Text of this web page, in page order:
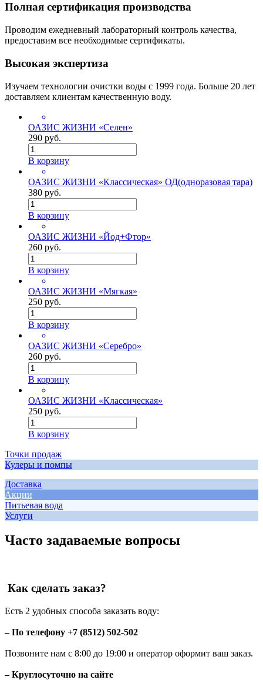
Полная сертификация производства
Проводим ежедневный лабораторный контроль качества,
предоставим все необходимые сертификаты.
Высокая экспертиза
Изучаем технологии очистки воды с 1999 года. Больше 20 лет
доставляем клиентам качественную воду.
ОАЗИС ЖИЗНИ «Селен»
290 руб.
В корзину
ОАЗИС ЖИЗНИ «Классическая» ОД(одноразовая тара)
380 руб.
В корзину
ОАЗИС ЖИЗНИ «Йод+Фтор»
260 руб.
В корзину
ОАЗИС ЖИЗНИ «Мягкая»
250 руб.
В корзину
ОАЗИС ЖИЗНИ «Серебро»
260 руб.
В корзину
ОАЗИС ЖИЗНИ «Классическая»
250 руб.
В корзину
Точки продаж
Кулеры и помпы
Доставка
Акции
Питьевая вода
Услуги
Часто задаваемые вопросы
Как сделать заказ?
Есть 2 удобных способа заказать воду:
– По телефону +7 (8512) 502-502
Позвоните нам с 8:00 до 19:00 и оператор оформит ваш заказ.
– Круглосуточно на сайте